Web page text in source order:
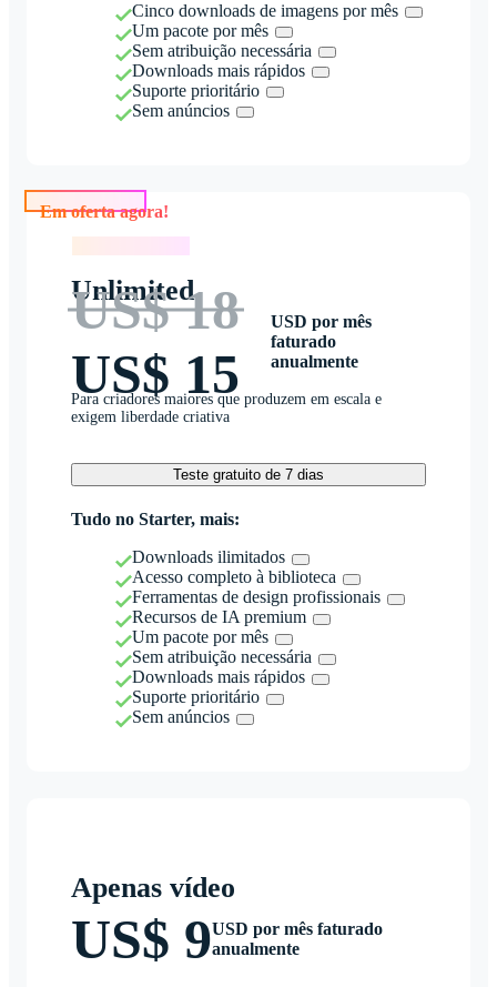
Cinco downloads de imagens por mês
Um pacote por mês
Sem atribuição necessária
Downloads mais rápidos
Suporte prioritário
Sem anúncios
Unlimited
US$ 18
US$ 15
USD por mês
faturado
anualmente
Para criadores maiores que produzem em escala e
exigem liberdade criativa
Teste gratuito de 7 dias
Tudo no Starter, mais:
Downloads ilimitados
Acesso completo à biblioteca
Ferramentas de design profissionais
Recursos de IA premium
Um pacote por mês
Sem atribuição necessária
Downloads mais rápidos
Suporte prioritário
Sem anúncios
Apenas vídeo
US$ 9USD por mês faturado
anualmente